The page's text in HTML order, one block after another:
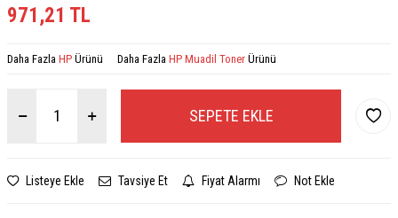
971,21 TL
Daha Fazla HP Ürünü Daha Fazla HP Muadil Toner Ürünü
SEPETE EKLE
Listeye Ekle Tavsiye Et Fiyat Alarmı Not Ekle